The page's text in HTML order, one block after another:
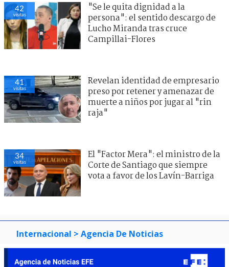
42
visitas
"Se le quita dignidad a la
persona": el sentido descargo de
Lucho Miranda tras cruce
Campillai-Flores
41
visitas
Revelan identidad de empresario
preso por retener y amenazar de
muerte a niños por jugar al "rin
raja"
34
visitas
El "Factor Mera": el ministro de la
Corte de Santiago que siempre
vota a favor de los Lavín-Barriga
Internacional > Agencia De Noticias